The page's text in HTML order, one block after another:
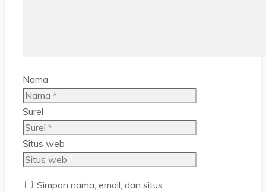
Nama
Surel
Situs web
Simpan nama, email, dan situs